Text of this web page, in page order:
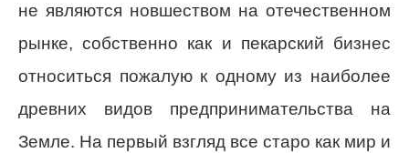
не являются новшеством на отечественном
рынке, собственно как и пекарский бизнес
относиться пожалую к одному из наиболее
древних видов предпринимательства на
Земле. На первый взгляд все старо как мир и